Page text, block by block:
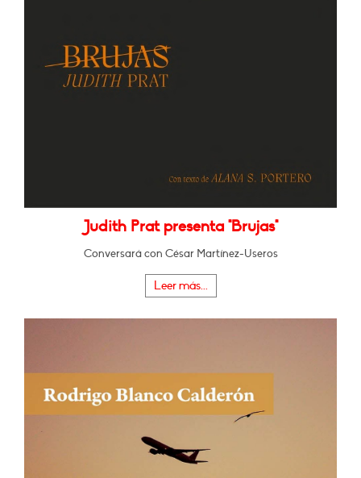
Judith Prat presenta "Brujas"
Conversará con César Martínez-Useros
Leer más...